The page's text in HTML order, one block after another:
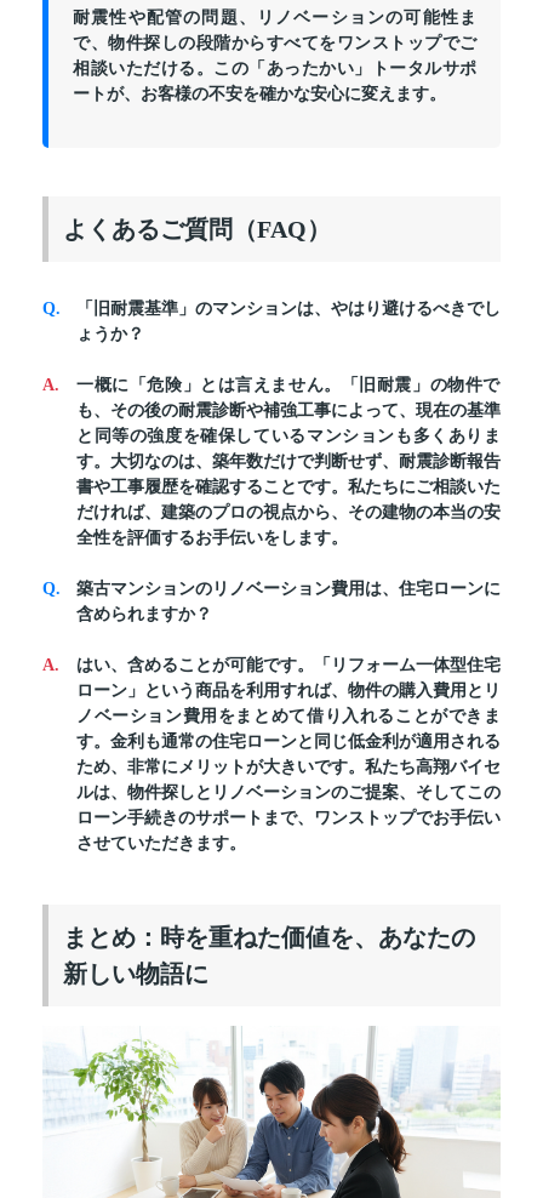
耐震性や配管の問題、リノベーションの可能性ま
で、物件探しの段階からすべてをワンストップでご
相談いただける。この「あったかい」トータルサポ
ートが、お客様の不安を確かな安心に変えます。
よくあるご質問（FAQ）
「旧耐震基準」のマンションは、やはり避けるべきでし
ょうか？
一概に「危険」とは言えません。「旧耐震」の物件で
も、その後の耐震診断や補強工事によって、現在の基準
と同等の強度を確保しているマンションも多くありま
す。大切なのは、築年数だけで判断せず、耐震診断報告
書や工事履歴を確認することです。私たちにご相談いた
だければ、建築のプロの視点から、その建物の本当の安
全性を評価するお手伝いをします。
築古マンションのリノベーション費用は、住宅ローンに
含められますか？
はい、含めることが可能です。「リフォーム一体型住宅
ローン」という商品を利用すれば、物件の購入費用とリ
ノベーション費用をまとめて借り入れることができま
す。金利も通常の住宅ローンと同じ低金利が適用される
ため、非常にメリットが大きいです。私たち高翔バイセ
ルは、物件探しとリノベーションのご提案、そしてこの
ローン手続きのサポートまで、ワンストップでお手伝い
させていただきます。
まとめ：時を重ねた価値を、あなたの
新しい物語に